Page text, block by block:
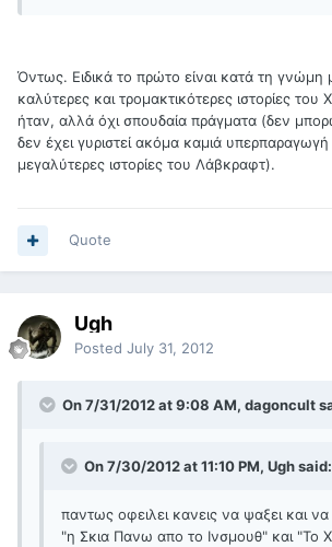
Όντως. Ειδικά το πρώτο είναι κατά τη γνώμη
καλύτερες και τρομακτικότερες ιστορίες του
ήταν, αλλά όχι σπουδαία πράγματα (δεν
δεν έχει γυριστεί ακόμα καμιά υπερπαραγωγή
μεγαλύτερες ιστορίες του Λάβκραφτ).
Quote
Ugh
Posted July 31, 2012
On 7/31/2012 at 9:08 AM, dagoncult
On 7/30/2012 at 11:10 PM, Ugh said:
παντως οφειλει κανεις να ψαξει και να
"η Σκια Πανω απο το Ινσμουθ" και "Το